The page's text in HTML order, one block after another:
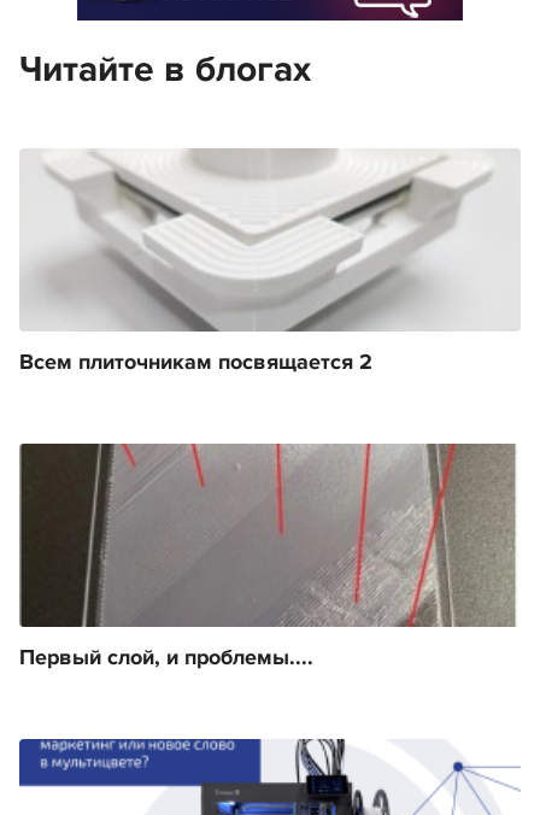
Читайте в блогах
Всем плиточникам посвящается 2
Первый слой, и проблемы....